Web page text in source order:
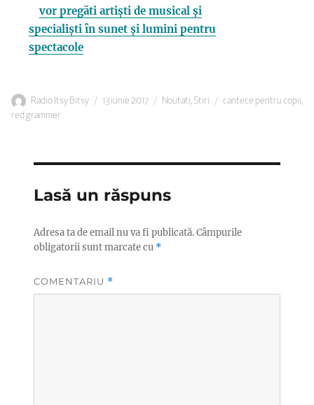
vor pregăti artiști de musical și
specialiști în sunet și lumini pentru
spectacole
Autor
Radio Itsy Bitsy
Publicat
13 iunie 2017 Categorii
Noutati,Stiri Etichete
cantece pentru copii,
red grammer
Lasă un răspuns
Adresa ta de email nu va fi publicată.Câmpurile
obligatorii sunt marcate cu *
COMENTARIU *